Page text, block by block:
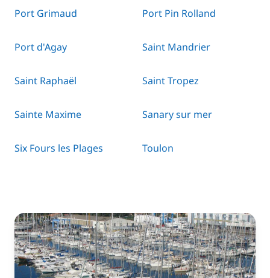
Port Grimaud Port Pin Rolland
Port d'Agay Saint Mandrier
Saint Raphaël Saint Tropez
Sainte Maxime Sanary sur mer
Six Fours les Plages Toulon